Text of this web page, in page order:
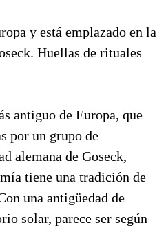
y está emplazado en la
Huellas de rituales
antiguo de Europa, que
por un grupo de
alemana de Goseck,
tiene una tradición de
una antigüedad de
solar, parece ser según